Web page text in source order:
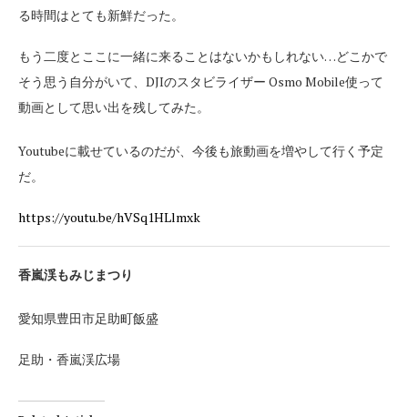
る時間はとても新鮮だった。
もう二度とここに一緒に来ることはないかもしれない…どこかで
そう思う自分がいて、DJIのスタビライザー Osmo Mobile使って
動画として思い出を残してみた。
Youtubeに載せているのだが、今後も旅動画を増やして行く予定
だ。
https://youtu.be/hVSq1HLlmxk
香嵐渓もみじまつり
愛知県豊田市足助町飯盛
足助・香嵐渓広場